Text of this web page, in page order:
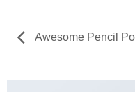
Awesome Pencil